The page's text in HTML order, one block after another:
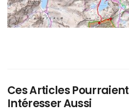
Ces Articles
Intéresser Aussi